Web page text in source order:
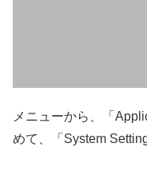
メニューから、「
めて、「System